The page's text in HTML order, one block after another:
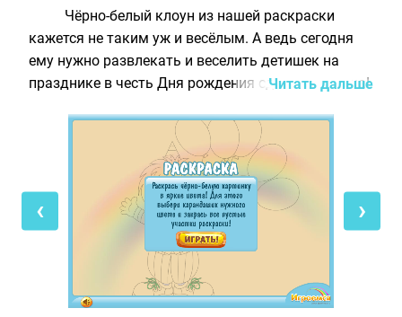
Чёрно-белый клоун из нашей раскраски
кажется не таким уж и весёлым. А ведь сегодня
ему нужно развлекать и веселить детишек на
празднике в честь Дня рождения одного малыша!
со свечами и разноцветные воздушные шарики,
но появится на торжестве в таком бледном
образе он не может. Раскрась клоуна, и он, своим
ярким видом, будет снова приносить всем
радость! Для этого картинку не обязательно
распечатывать, можно её раскрашивать прямо у
нас на сайте! Просто выбирай нужный цвет краски
и щёлкай мышкой по картинке, а если не
понравится - перекрашивай в любые цвета снова
Читать дальше
‹ ›